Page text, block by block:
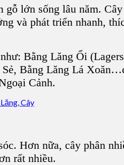
gỗ lớn sống lâu năm.
và phát triển nhanh,
Bằng Lăng Ổi
Bằng Lăng Lá Xoăn
Cảnh.
Hơn nữa, cây phân
rất nhiều.